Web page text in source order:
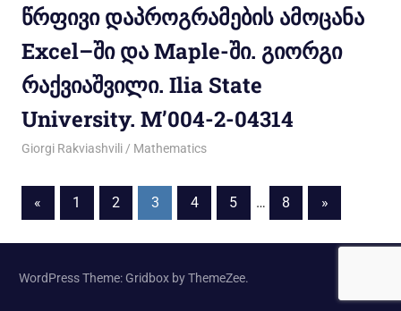
წრფივი დაპროგრამების ამოცანა
Excel–ში და Maple-ში. გიორგი
რაქვიაშვილი. Ilia State
University. M’004-2-04314
05/05/2012
Giorgi Rakviashvili Mathematics
« 1 2 3 4 5 … 8 »
WordPress Theme: Gridbox by ThemeZee.